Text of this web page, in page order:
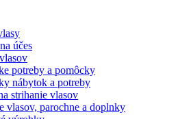
účes
potreby a pomôcky
nábytok a potreby
strihanie vlasov
vlasov, parochne a doplnky